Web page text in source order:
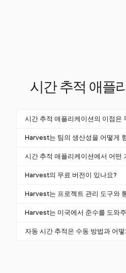
시간 추적 애플
시간 추적 애플리케이션의 이점은
시간 추적 애플리케이션은 시
대 35% 증가할 수 있습니다.
을 촉진합니다.
Harvest는 팀의 생산성을 어떻게
Harvest는 원클릭 타이머와
시킵니다. 이 기능은 워크플로
시간 추적 애플리케이션에서 어떤
실시간 추적, 수동 입력, 보고
Harvest는 이러한 기능을 제
Harvest의 무료 버전이 있나요?
Harvest는 신용 카드 없이 모
고서 및 프로젝트 수익성 분석
Harvest는 프로젝트 관리 도구와
네, Harvest는 Asana 및 Trello
높이고 수동 데이터 입력을 줄
Harvest는 미국에서 준수를 도와
Harvest는 근무 시간을 정확하
자동 시간 추적은 수동 방법과 어